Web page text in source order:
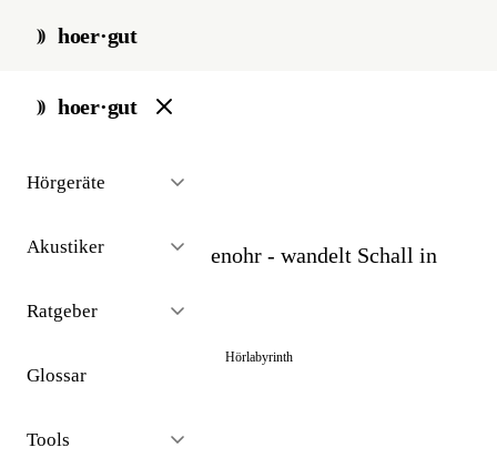
hoer·gut
hoer·gut
Hörgeräte
Akustiker
Ratgeber
Glossar
Tools
start / glossar / cochlea
Cochlea
Die Schnecke im Innenohr - wandelt Schall in
Hörlabyrinth